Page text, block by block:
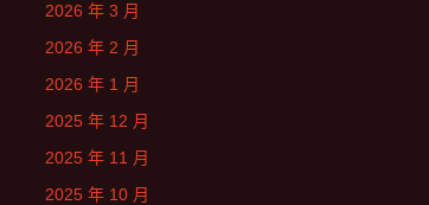
2026 年 3 月
2026 年 2 月
2026 年 1 月
2025 年 12 月
2025 年 11 月
2025 年 10 月